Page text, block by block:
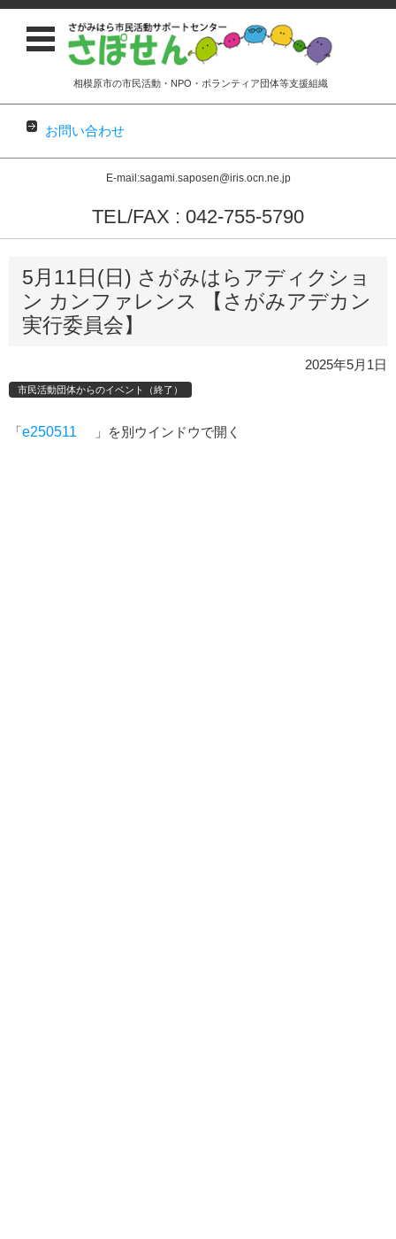
相模原市の市民活動・NPO・ボランティア団体等支援組織
お問い合わせ
E-mail:sagami.saposen@iris.ocn.ne.jp
TEL/FAX : 042-755-5790
コンテンツに移動
5月11日(日) さがみはらアディクショ
ン カンファレンス 【さがみアデカン
実行委員会】
2025年5月1日
市民活動団体からのイベント（終了）
「e250511 」を別ウインドウで開く